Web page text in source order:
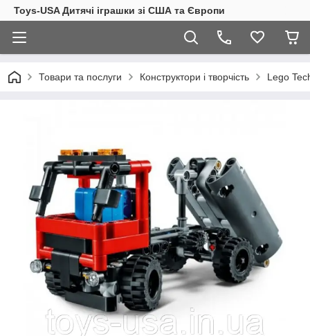
Toys-USA Дитячі іграшки зі США та Європи
Товари та послуги Конструктори і творчість Lego